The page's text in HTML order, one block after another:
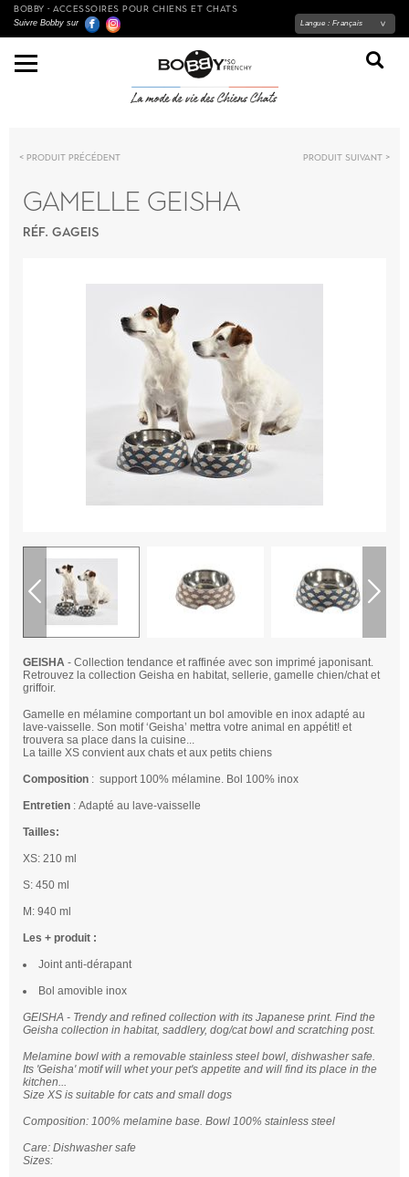
BOBBY - ACCESSOIRES POUR CHIENS ET CHATS
Suivre Bobby sur Langue : Français
Produit précédent Produit suivant
GAMELLE GEISHA
RÉF. GAGEIS
GEISHA - Collection tendance et raffinée avec son imprimé japonisant.
Retrouvez la collection Geisha en habitat, sellerie, gamelle chien/chat et
griffoir.
Gamelle en mélamine comportant un bol amovible en inox adapté au
lave-vaisselle. Son motif ‘Geisha’ mettra votre animal en appétit! et
trouvera sa place dans la cuisine...
La taille XS convient aux chats et aux petits chiens
Composition : support 100% mélamine. Bol 100% inox
Entretien : Adapté au lave-vaisselle
Tailles:
XS: 210 ml
S: 450 ml
M: 940 ml
Les + produit :
Joint anti-dérapant
Bol amovible inox
GEISHA - Trendy and refined collection with its Japanese print. Find the
Geisha collection in habitat, saddlery, dog/cat bowl and scratching post.
Melamine bowl with a removable stainless steel bowl, dishwasher safe.
Its 'Geisha' motif will whet your pet's appetite and will find its place in the
kitchen...
Size XS is suitable for cats and small dogs
Composition: 100% melamine base. Bowl 100% stainless steel
Care: Dishwasher safe
Sizes: